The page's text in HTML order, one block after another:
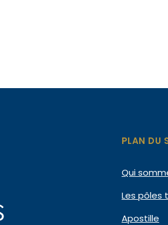
PLAN DU
Qui
Les pôles
Apostille